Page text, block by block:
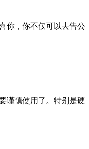
你，你不仅可以去告公
谨慎使用了。特别是硬